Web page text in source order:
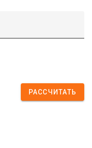
РАССЧИТАТЬ